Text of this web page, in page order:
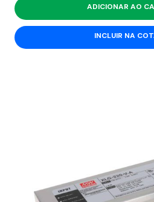
ADICIONAR AO
INCLUIR NA